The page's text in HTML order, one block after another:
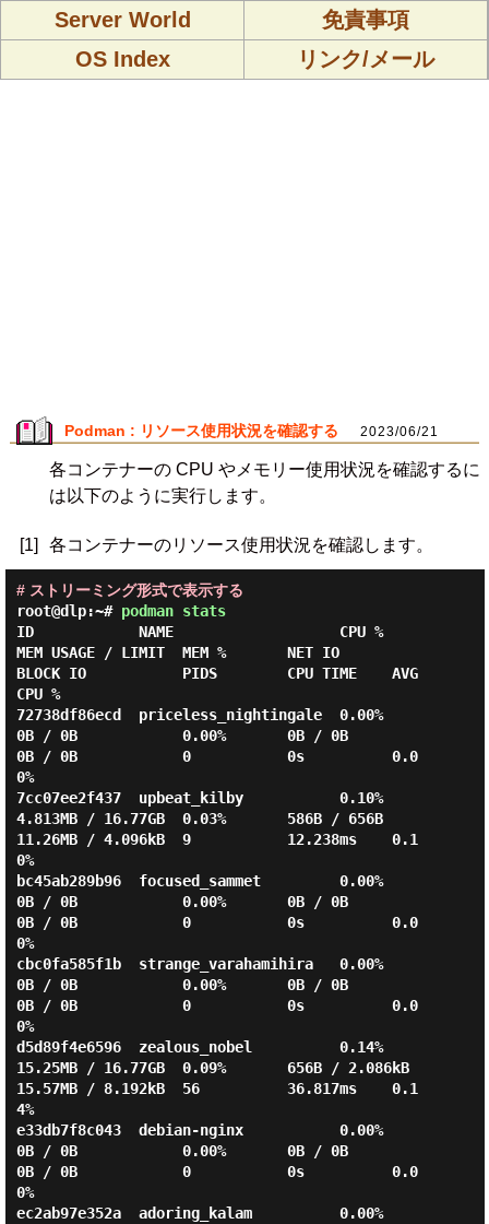
Server World
免責事項
OS Index
リンク/メール
Podman : リソース使用状況を確認する 2023/06/21
各コンテナーの CPU やメモリー使用状況を確認するに
は以下のように実行します。
[1] 各コンテナーのリソース使用状況を確認します。
# ストリーミング形式で表示する
root@dlp:~# podman stats
ID            NAME                   CPU %
MEM USAGE / LIMIT  MEM %       NET IO
BLOCK IO           PIDS        CPU TIME    AVG
CPU %
72738df86ecd  priceless_nightingale  0.00%
0B / 0B            0.00%       0B / 0B
0B / 0B            0           0s          0.0
0%
7cc07ee2f437  upbeat_kilby           0.10%
4.813MB / 16.77GB  0.03%       586B / 656B
11.26MB / 4.096kB  9           12.238ms    0.1
0%
bc45ab289b96  focused_sammet         0.00%
0B / 0B            0.00%       0B / 0B
0B / 0B            0           0s          0.0
0%
cbc0fa585f1b  strange_varahamihira   0.00%
0B / 0B            0.00%       0B / 0B
0B / 0B            0           0s          0.0
0%
d5d89f4e6596  zealous_nobel          0.14%
15.25MB / 16.77GB  0.09%       656B / 2.086kB
15.57MB / 8.192kB  56          36.817ms    0.1
4%
e33db7f8c043  debian-nginx           0.00%
0B / 0B            0.00%       0B / 0B
0B / 0B            0           0s          0.0
0%
ec2ab97e352a  adoring_kalam          0.00%